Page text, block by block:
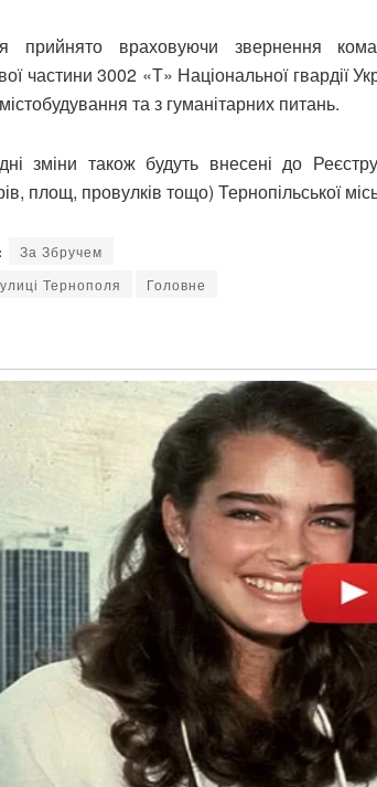
прийнято враховуючи звернення
частини 3002 «Т» Національної гвардії
та з гуманітарних питань.
зміни також будуть внесені до
площ, провулків тощо) Тернопільської
За Збручем
Тернополя Головне